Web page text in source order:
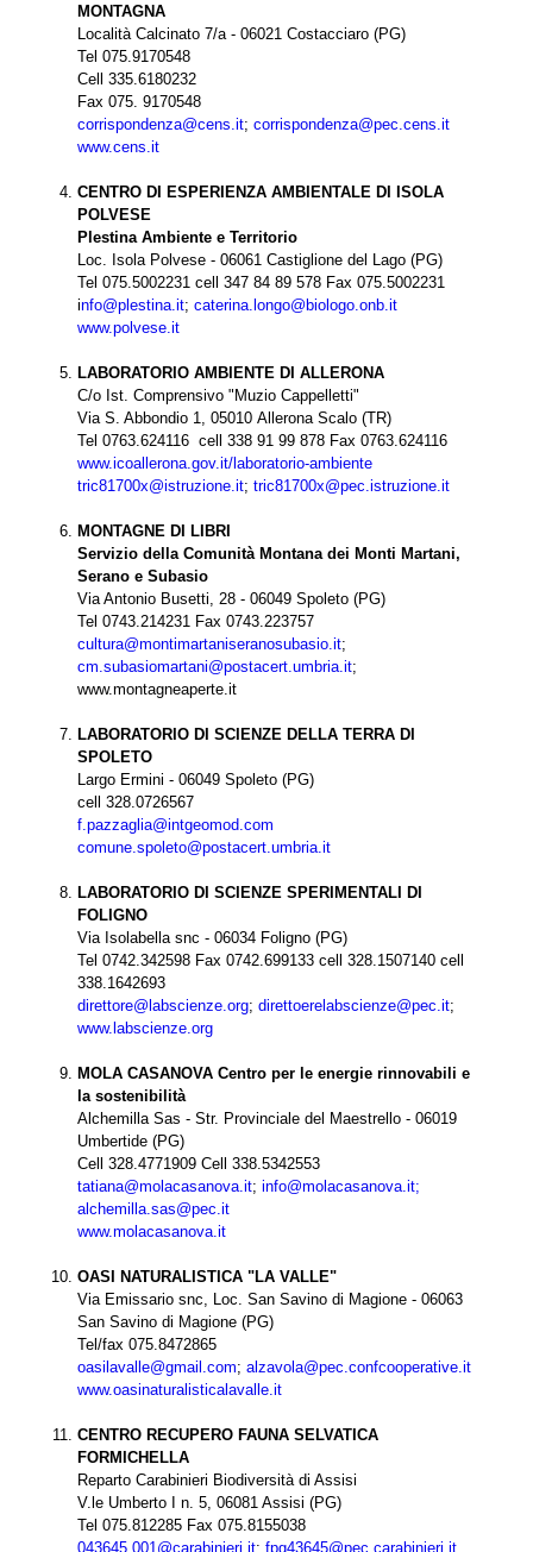
MONTAGNA
Località Calcinato 7/a - 06021 Costacciaro (PG)
Tel 075.9170548
Cell 335.6180232
Fax 075. 9170548
corrispondenza@cens.it; corrispondenza@pec.cens.it
www.cens.it
CENTRO DI ESPERIENZA AMBIENTALE DI ISOLA
POLVESE
Plestina Ambiente e Territorio
Loc. Isola Polvese - 06061 Castiglione del Lago (PG)
Tel 075.5002231 cell 347 84 89 578 Fax 075.5002231
info@plestina.it; caterina.longo@biologo.onb.it
www.polvese.it
LABORATORIO AMBIENTE DI ALLERONA
C/o Ist. Comprensivo "Muzio Cappelletti"
Via S. Abbondio 1, 05010 Allerona Scalo (TR)
Tel 0763.624116 cell 338 91 99 878 Fax 0763.624116
www.icoallerona.gov.it/laboratorio-ambiente
tric81700x@istruzione.it; tric81700x@pec.istruzione.it
MONTAGNE DI LIBRI
Servizio della Comunità Montana dei Monti Martani,
Serano e Subasio
Via Antonio Busetti, 28 - 06049 Spoleto (PG)
Tel 0743.214231 Fax 0743.223757
cultura@montimartaniseranosubasio.it;
cm.subasiomartani@postacert.umbria.it;
www.montagneaperte.it
LABORATORIO DI SCIENZE DELLA TERRA DI
SPOLETO
Largo Ermini - 06049 Spoleto (PG)
cell 328.0726567
f.pazzaglia@intgeomod.com
comune.spoleto@postacert.umbria.it
LABORATORIO DI SCIENZE SPERIMENTALI DI
FOLIGNO
Via Isolabella snc - 06034 Foligno (PG)
Tel 0742.342598 Fax 0742.699133 cell 328.1507140 cell
338.1642693
direttore@labscienze.org; direttoerelabscienze@pec.it;
www.labscienze.org
MOLA CASANOVA Centro per le energie rinnovabili e
la sostenibilità
Alchemilla Sas - Str. Provinciale del Maestrello - 06019
Umbertide (PG)
Cell 328.4771909 Cell 338.5342553
tatiana@molacasanova.it; info@molacasanova.it;
alchemilla.sas@pec.it
www.molacasanova.it
OASI NATURALISTICA "LA VALLE"
Via Emissario snc, Loc. San Savino di Magione - 06063
San Savino di Magione (PG)
Tel/fax 075.8472865
oasilavalle@gmail.com; alzavola@pec.confcooperative.it
www.oasinaturalisticalavalle.it
CENTRO RECUPERO FAUNA SELVATICA
FORMICHELLA
Reparto Carabinieri Biodiversità di Assisi
V.le Umberto I n. 5, 06081 Assisi (PG)
Tel 075.812285 Fax 075.8155038
043645.001@carabinieri.it; fpg43645@pec.carabinieri.it